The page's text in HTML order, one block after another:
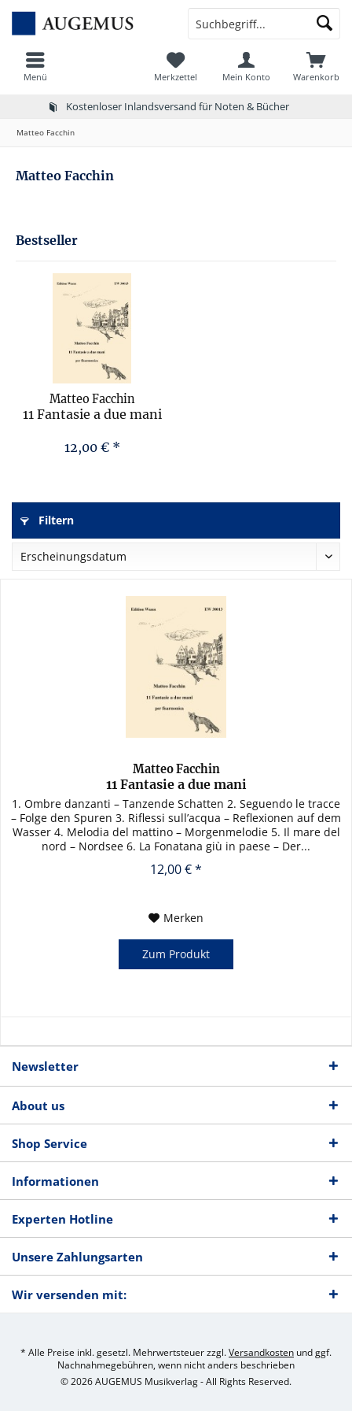
Kostenloser Inlandsversand für Noten & Bücher
Menü Warenkorb
Merkzettel Mein Konto
Matteo Facchin
Matteo Facchin
Bestseller
Matteo Facchin
11 Fantasie a due mani
12,00 € *
Filtern
Matteo Facchin
11 Fantasie a due mani
1. Ombre danzanti – Tanzende Schatten 2. Seguendo le tracce
– Folge den Spuren 3. Riflessi sull’acqua – Reflexionen auf dem
Wasser 4. Melodia del mattino – Morgenmelodie 5. Il mare del
nord – Nordsee 6. La Fonatana giù in paese – Der...
12,00 € *
Merken
Zum Produkt
Newsletter
About us
Shop Service
Informationen
Experten Hotline
Unsere Zahlungsarten
Wir versenden mit:
* Alle Preise inkl. gesetzl. Mehrwertsteuer zzgl.Versandkosten und ggf.
Nachnahmegebühren, wenn nicht anders beschrieben
© 2026 AUGEMUS Musikverlag - All Rights Reserved.